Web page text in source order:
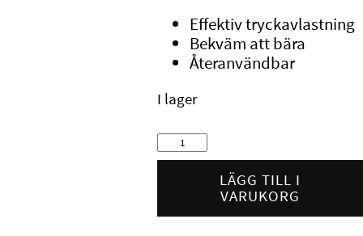
på
kundrecension
Effektiv tryckavlastning
Bekväm att bära
Återanvändbar
I lager
Gehwol
Hammartåskydd
mängd
LÄGG TILL I
VARUKORG